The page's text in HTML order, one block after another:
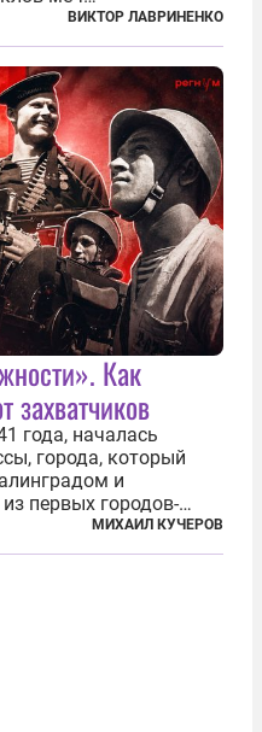
Некоторых уже
сами, не
домов. Пожилых
ВИКТОР ЛАВРИНЕНКО
Как
захватчиков
года, началась
города, который
и
первых городов-
фразу из телеграммы
сентябрем 1941-
МИХАИЛ КУЧЕРОВ